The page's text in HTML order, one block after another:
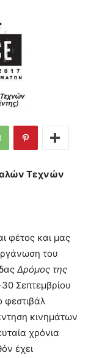
Τεχνών
φέτος και μας
του
Δρόμος της
Σεπτεμβρίου
κινημάτων
χρόνια
έχει